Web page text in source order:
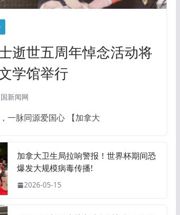
逝世五周年悼念活动将
学馆举行
新闻网
一脉同源爱国心 【加拿大
加拿大卫生局拉响警报！世界杯期间恐
爆发大规模病毒传播!
2026-05-15